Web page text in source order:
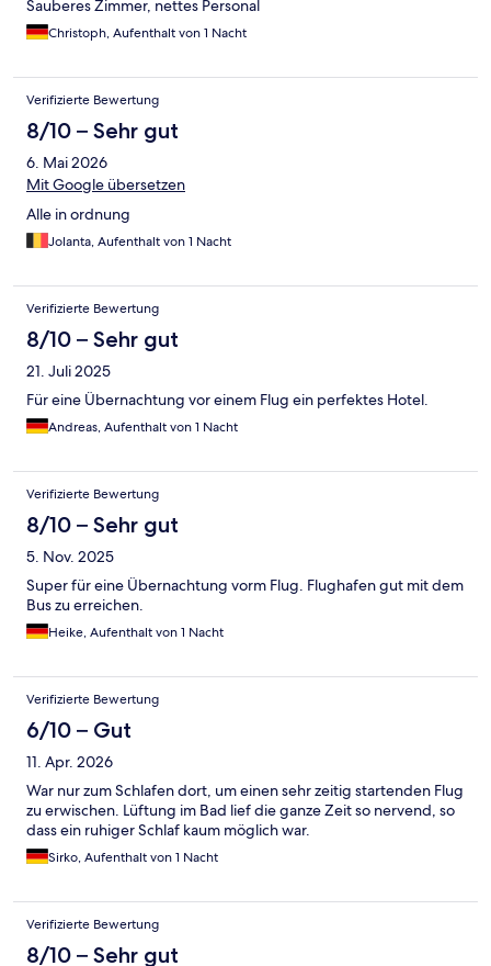
Sauberes Zimmer, nettes Personal
Christoph, Aufenthalt von 1 Nacht
Verifizierte Bewertung
8/10 – Sehr gut
6. Mai 2026
Mit Google übersetzen
Alle in ordnung
Jolanta, Aufenthalt von 1 Nacht
Verifizierte Bewertung
8/10 – Sehr gut
21. Juli 2025
Für eine Übernachtung vor einem Flug ein perfektes Hotel.
Andreas, Aufenthalt von 1 Nacht
Verifizierte Bewertung
8/10 – Sehr gut
5. Nov. 2025
Super für eine Übernachtung vorm Flug. Flughafen gut mit dem
Bus zu erreichen.
Heike, Aufenthalt von 1 Nacht
Verifizierte Bewertung
6/10 – Gut
11. Apr. 2026
War nur zum Schlafen dort, um einen sehr zeitig startenden Flug
zu erwischen. Lüftung im Bad lief die ganze Zeit so nervend, so
dass ein ruhiger Schlaf kaum möglich war.
Sirko, Aufenthalt von 1 Nacht
Verifizierte Bewertung
8/10 – Sehr gut